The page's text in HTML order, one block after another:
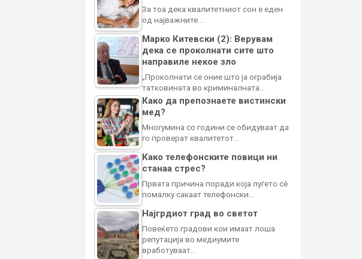
За тоа дека квалитетниот сон е еден
од најважните…
Марко Китевски (2): Верувам
дека се проколнати сите што
направиле некое зло
„Проколнати се оние што ја ограбија
татковината во криминалната…
Како да препознаете вистински
мед?
Многумина со години се обидуваат да
го проверат квалитетот…
Како телефонските повици ни
станаа стрес?
Првата причина поради која луѓето сè
помалку сакаат телефонски…
Најгрдиот град во светот
Повеќето градови кои имаат лоша
репутација во медиумите
вработуваат…